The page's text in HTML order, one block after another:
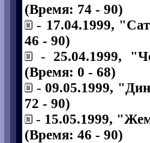
(Время: 74 - 90)
- 17.04.1999,
46 - 90)
- 25.04.1999,
(Время: 0 - 68)
-09.05.1999,
72 - 90)
- 15.05.1999,
(Время: 46 - 90)